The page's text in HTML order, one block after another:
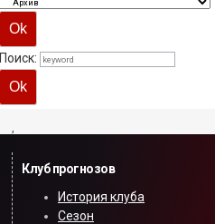
Поиск:
,
Клуб прогнозов
История клуба
Сезон